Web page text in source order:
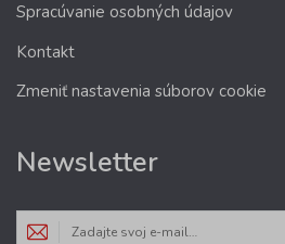
Spracúvanie osobných údajov
Kontakt
Zmeniť nastavenia súborov cookie
Newsletter